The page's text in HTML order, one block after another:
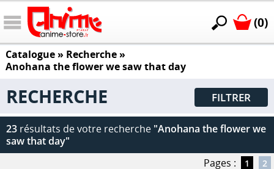
(0)
Catalogue» Recherche »
Anohana the flower we saw that day
RECHERCHE FILTRER
23 résultats de votre recherche "Anohana the flower we
saw that day"
Pages :
1 2